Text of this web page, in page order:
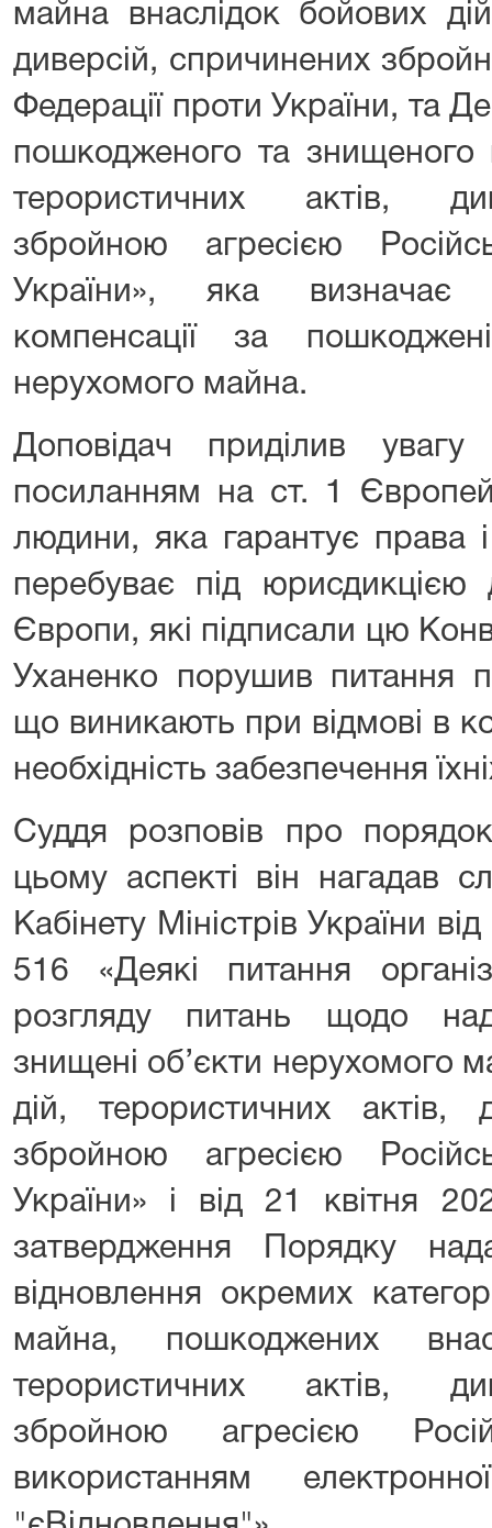
майна внаслідок бойових
диверсій, спричинених
Федерації проти України, та
пошкодженого та знищеного
терористичних актів,
збройною агресією
України», яка визначає
компенсації за
нерухомого майна.
Доповідач приділив
посиланням на ст. 1
людини, яка гарантує права
перебуває під
Європи, які підписали цю
Уханенко порушив питання
що виникають при відмові в
необхідність забезпечення
Суддя розповів про
цьому аспекті він нагадав
Кабінету Міністрів України
516 «Деякі питання
розгляду питань щодо
знищені об’єкти нерухомого
дій, терористичних актів,
збройною агресією
України» і від 21 квітня
затвердження Порядку
відновлення окремих
майна, пошкоджених
терористичних актів,
збройною агресією
використанням